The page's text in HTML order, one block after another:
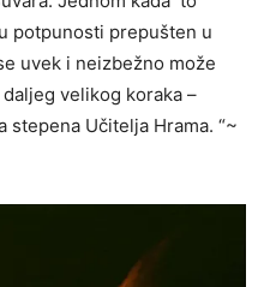
potpunosti prepušten u
uvek i neizbežno može
velikog koraka –
stepena Učitelja Hrama. “~